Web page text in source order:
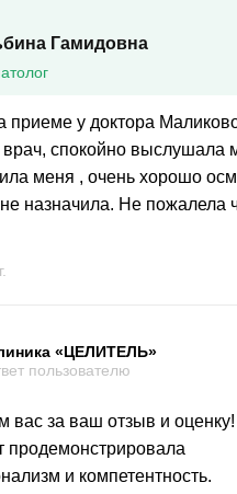
Гамидовна
приеме у доктора
спокойно выслушала
меня , очень хорошо
назначила. Не пожалела
«ЦЕЛИТЕЛЬ»
пользователю
вас за ваш отзыв и
продемонстрировала
и компетентность.